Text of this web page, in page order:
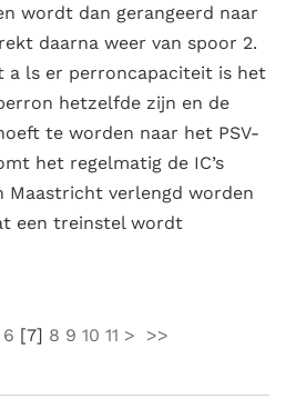
wordt dan gerangeerd naar
daarna weer van spoor 2.
a ls er perroncapaciteit is het
hetzelfde zijn en de
te worden naar het PSV-
het regelmatig de IC’s
Maastricht verlengd worden
een treinstel wordt
6 [7] 8 9 10 11 > >>